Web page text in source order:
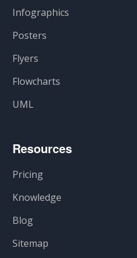
Infographics
Posters
Flyers
Flowcharts
UML
Resources
Pricing
Knowledge
Blog
Sitemap